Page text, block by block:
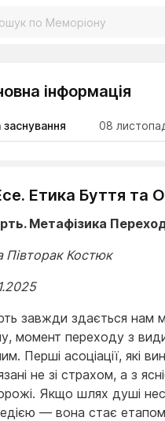
інформація
08
Етика Буття та
Метафізика
Півторак Костюк
завжди здається
момент переходу з
Перші асоціації, які
не зі страхом, а з
Якщо шлях душі
— вона стає